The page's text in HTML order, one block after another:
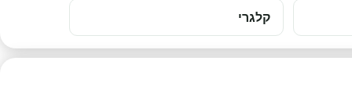
קלגרי